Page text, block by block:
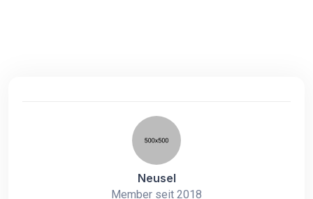
Neusel
Member seit 2018